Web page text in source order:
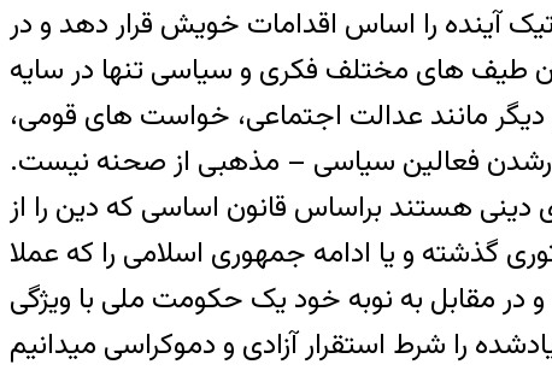
آینده را اساس اقدامات خویش قرار دهد و در
طیف های مختلف فکری و سیاسی تنها در سایه
مانند عدالت اجتماعی، خواست های قومی،
فعالین سیاسی – مذهبی از صحنه نیست.
دینی هستند براساس قانون اساسی که دین را از
گذشته و یا ادامه جمهوری اسلامی را که عملا
و در مقابل به نوبه خود یک حکومت ملی با ویژگی